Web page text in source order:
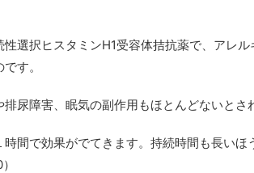
性選択ヒスタミンH1受容体拮抗薬で、アレ
す。
尿障害、眠気の副作用もほとんどないとさ
間で効果がでてきます。持続時間も長いほ